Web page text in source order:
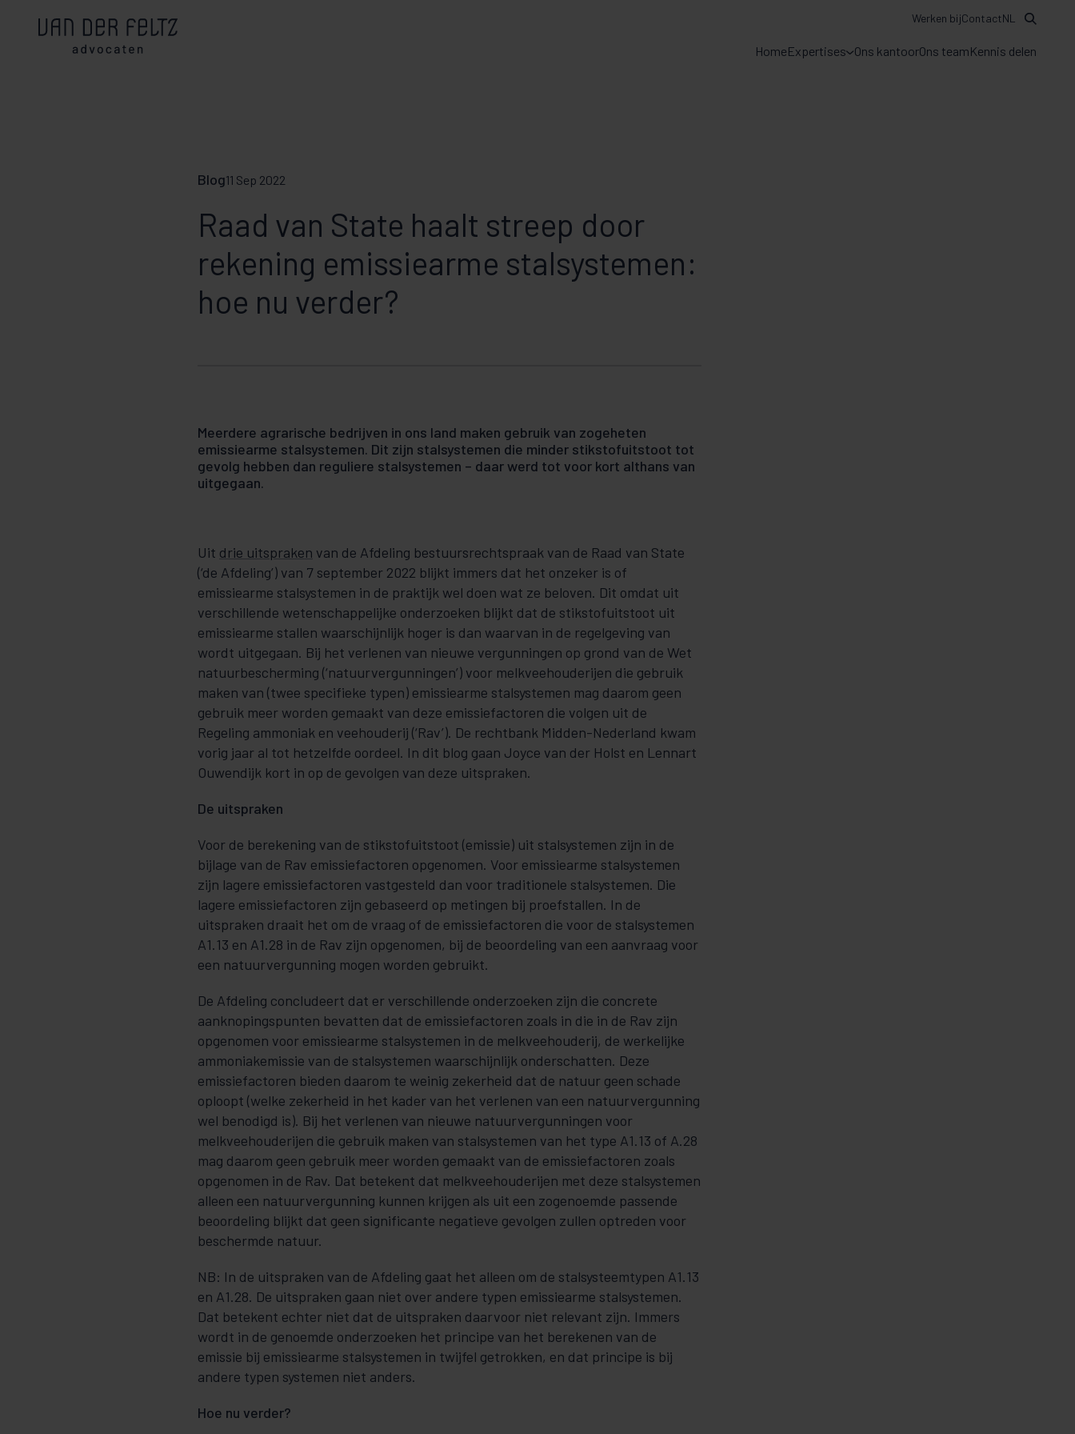
HomeExpertises Ons kantoorOns teamKennis delen
Werken bijContactNL
Blog11 Sep 2022
Raad van State haalt streep door
rekening emissiearme stalsystemen:
hoe nu verder?
Meerdere agrarische bedrijven in ons land maken gebruik van zogeheten
emissiearme stalsystemen. Dit zijn stalsystemen die minder stikstofuitstoot tot
gevolg hebben dan reguliere stalsystemen – daar werd tot voor kort althans van
uitgegaan.
Uit drie uitspraken van de Afdeling bestuursrechtspraak van de Raad van State
(‘de Afdeling’) van 7 september 2022 blijkt immers dat het onzeker is of
emissiearme stalsystemen in de praktijk wel doen wat ze beloven. Dit omdat uit
verschillende wetenschappelijke onderzoeken blijkt dat de stikstofuitstoot uit
emissiearme stallen waarschijnlijk hoger is dan waarvan in de regelgeving van
wordt uitgegaan. Bij het verlenen van nieuwe vergunningen op grond van de Wet
natuurbescherming (‘natuurvergunningen’) voor melkveehouderijen die gebruik
maken van (twee specifieke typen) emissiearme stalsystemen mag daarom geen
gebruik meer worden gemaakt van deze emissiefactoren die volgen uit de
Regeling ammoniak en veehouderij (‘Rav’). De rechtbank Midden-Nederland kwam
vorig jaar al tot hetzelfde oordeel. In dit blog gaan Joyce van der Holst en Lennart
Ouwendijk kort in op de gevolgen van deze uitspraken.
De uitspraken
Voor de berekening van de stikstofuitstoot (emissie) uit stalsystemen zijn in de
bijlage van de Rav emissiefactoren opgenomen. Voor emissiearme stalsystemen
zijn lagere emissiefactoren vastgesteld dan voor traditionele stalsystemen. Die
lagere emissiefactoren zijn gebaseerd op metingen bij proefstallen. In de
uitspraken draait het om de vraag of de emissiefactoren die voor de stalsystemen
A1.13 en A1.28 in de Rav zijn opgenomen, bij de beoordeling van een aanvraag voor
een natuurvergunning mogen worden gebruikt.
De Afdeling concludeert dat er verschillende onderzoeken zijn die concrete
aanknopingspunten bevatten dat de emissiefactoren zoals in die in de Rav zijn
opgenomen voor emissiearme stalsystemen in de melkveehouderij, de werkelijke
ammoniakemissie van de stalsystemen waarschijnlijk onderschatten. Deze
emissiefactoren bieden daarom te weinig zekerheid dat de natuur geen schade
oploopt (welke zekerheid in het kader van het verlenen van een natuurvergunning
wel benodigd is). Bij het verlenen van nieuwe natuurvergunningen voor
melkveehouderijen die gebruik maken van stalsystemen van het type A1.13 of A.28
mag daarom geen gebruik meer worden gemaakt van de emissiefactoren zoals
opgenomen in de Rav. Dat betekent dat melkveehouderijen met deze stalsystemen
alleen een natuurvergunning kunnen krijgen als uit een zogenoemde passende
beoordeling blijkt dat geen significante negatieve gevolgen zullen optreden voor
beschermde natuur.
NB: In de uitspraken van de Afdeling gaat het alleen om de stalsysteemtypen A1.13
en A1.28. De uitspraken gaan niet over andere typen emissiearme stalsystemen.
Dat betekent echter niet dat de uitspraken daarvoor niet relevant zijn. Immers
wordt in de genoemde onderzoeken het principe van het berekenen van de
emissie bij emissiearme stalsystemen in twijfel getrokken, en dat principe is bij
andere typen systemen niet anders.
Hoe nu verder?